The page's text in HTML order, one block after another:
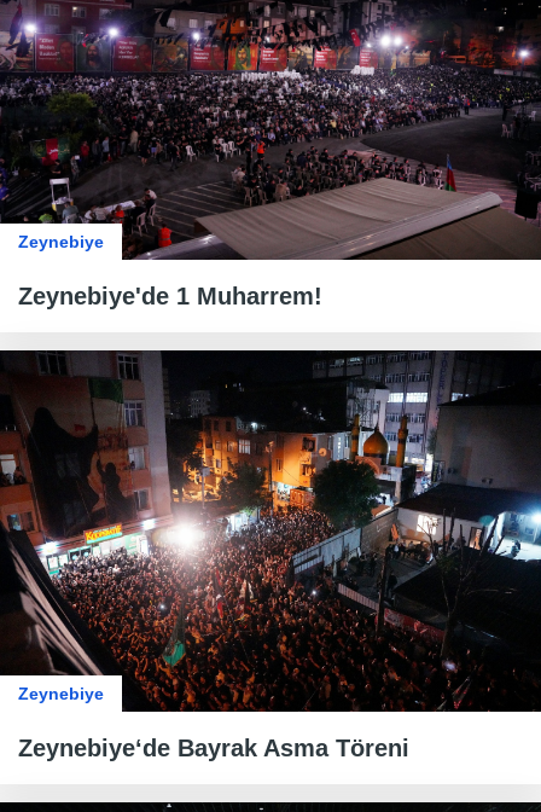
Zeynebiye
Zeynebiye'de 1 Muharrem!
Zeynebiye
Zeynebiye‘de Bayrak Asma Töreni